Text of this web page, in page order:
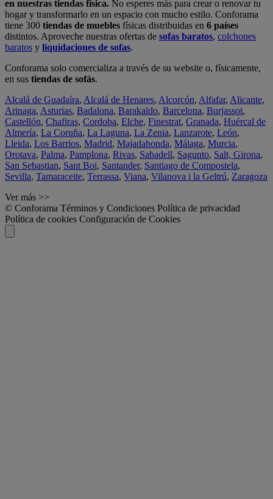
en nuestras tiendas física. No esperes más para crear o renovar tu
hogar y transformarlo en un espacio con mucho estilo. Conforama
tiene 300 tiendas de muebles físicas distribuidas en 6 países
distintos. Aproveche nuestras ofertas de sofas baratos, colchones
baratos y liquidaciones de sofas.
Conforama solo comercializa a través de su website o, físicamente,
en sus tiendas de sofás.
Alcalá de Guadaíra, Alcalá de Henares, Alcorcón, Alfafar, Alicante,
Arinaga, Asturias, Badalona, Barakaldo, Barcelona, Burjassot,
Castellón, Chafiras, Cordoba, Elche, Finestrat, Granada, Huércal de
Almería, La Coruña, La Laguna, La Zenia, Lanzarote, León,
Lleida, Los Barrios, Madrid, Majadahonda, Málaga, Murcia,
Orotava, Palma, Pamplona, Rivas, Sabadell, Sagunto, Salt, Girona,
San Sebastian, Sant Boi, Santander, Santiago de Compostela,
Sevilla, Tamaraceite, Terrassa, Viana, Vilanova i la Geltrú, Zaragoza
Ver más >>
© Conforama Términos y Condiciones Política de privacidad
Política de cookies Configuración de Cookies